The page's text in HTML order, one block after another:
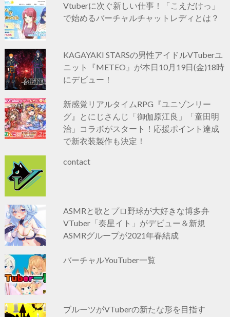
Vtuberに次ぐ新しい仕事！「こえだけっ」
で始めるバーチャルチャットレディとは？
KAGAYAKI STARSの男性アイドルVTuberユ
ニット『METEO』が本日10月19日(金)18時
にデビュー！
新感覚リアルタイムRPG『ユニゾンリー
グ』とにじさんじ「御伽原江良」「童田明
治」コラボがスタート！応援ポイント達成
で新衣装製作も決定！
contact
ASMRと歌とプロ野球が大好きな博多弁
VTuber「奏星イト」がデビュー＆新規
ASMRグループが2021年春結成
バーチャルYouTuber一覧
ブルーツがVTuberの新たな形を目指す